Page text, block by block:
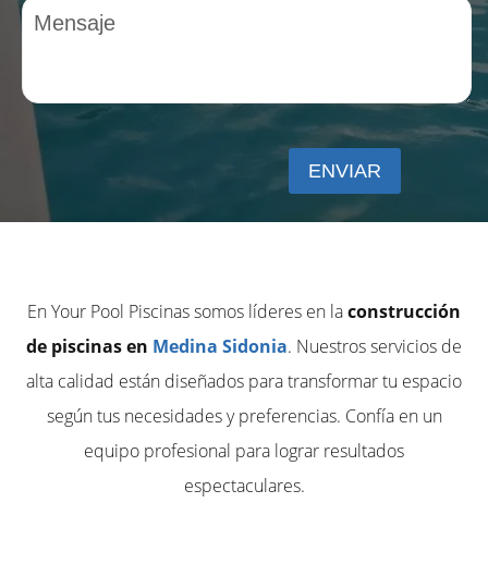
En Your Pool Piscinas somos líderes en laconstrucción
de piscinas en Medina Sidonia. Nuestros servicios de
alta calidad están diseñados para transformar tu espacio
según tus necesidades y preferencias. Confía en un
equipo profesional para lograr resultados
espectaculares.